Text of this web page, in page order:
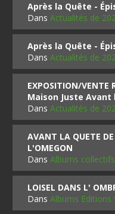
Après la Quête -
DansActualités de
Après la Quête -
DansActualités de
EXPOSITION/
Maison Juste Avant
DansActualités de
AVANT LA QUETE
L'OMEGON
DansAlbums
LOISEL DANS L'
DansAlbums Editions